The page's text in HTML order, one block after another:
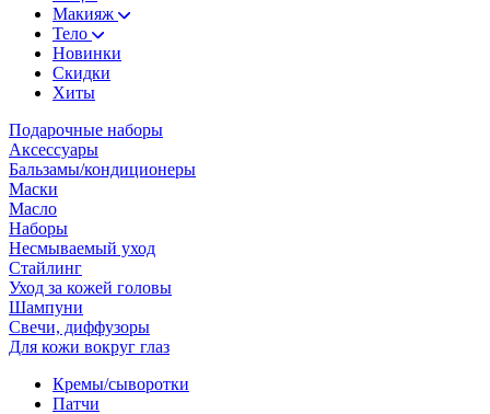
Макияж
Тело
Новинки
Скидки
Хиты
Подарочные наборы
Аксессуары
Бальзамы/кондиционеры
Маски
Масло
Наборы
Несмываемый уход
Стайлинг
Уход за кожей головы
Шампуни
Свечи, диффузоры
Для кожи вокруг глаз
Кремы/сыворотки
Патчи